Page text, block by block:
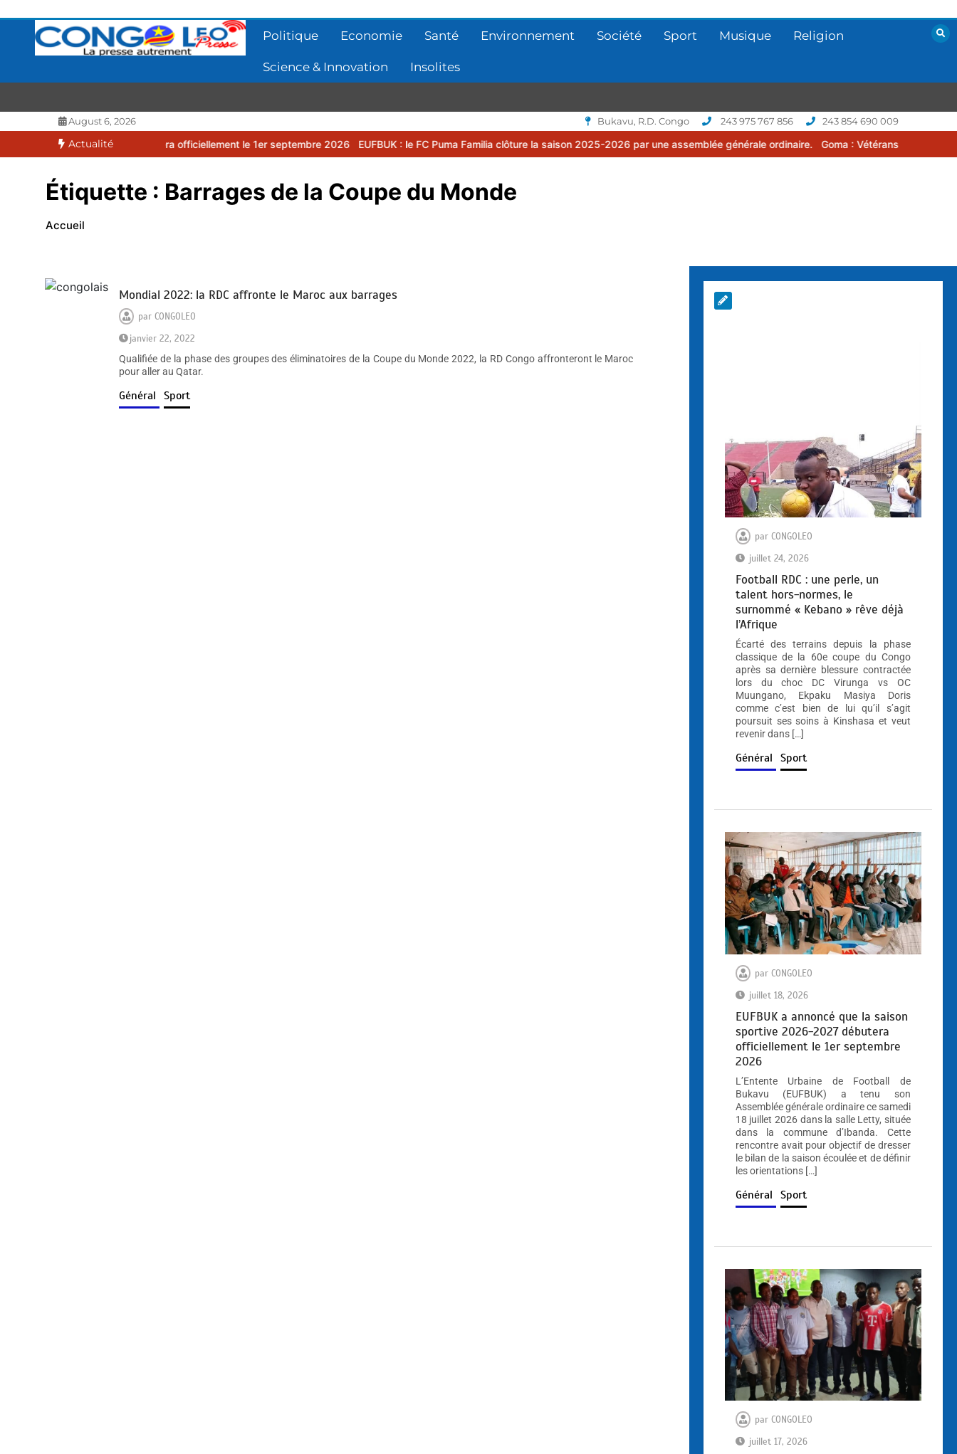
contenu
Politique Economie Santé Environnement Société Sport Musique Religion
Science & Innovation Insolites
CONGOLEO
La presse autrement
August 6, 2026 Bukavu, R.D. Congo 243 975 767 856 243 854 690 009
Actualité
2027 débutera officiellement le 1er septembre 2026 EUFBUK : le FC Puma Familia clôture la saison 2025-2026 par une assemblée générale ordinaire. Goma : Vétérans Cup 2026 -2027, une
Étiquette : Barrages de la Coupe du Monde
Accueil
Mondial 2022: la RDC affronte le Maroc aux barrages
parCONGOLEO
janvier 22, 2022
Qualifiée de la phase des groupes des éliminatoires de la Coupe du Monde 2022, la RD Congo affronteront le Maroc
pour aller au Qatar.
Général Sport
par CONGOLEO
juillet 24, 2026
Football RDC : une perle, un
talent hors-normes, le
surnommé « Kebano » rêve déjà
l’Afrique
Écarté des terrains depuis la phase
classique de la 60e coupe du Congo
après sa dernière blessure contractée
lors du choc DC Virunga vs OC
Muungano, Ekpaku Masiya Doris
comme c’est bien de lui qu’il s’agit
poursuit ses soins à Kinshasa et veut
revenir dans […]
Général Sport
par CONGOLEO
juillet 18, 2026
EUFBUK a annoncé que la saison
sportive 2026-2027 débutera
officiellement le 1er septembre
2026
L’Entente Urbaine de Football de
Bukavu (EUFBUK) a tenu son
Assemblée générale ordinaire ce samedi
18 juillet 2026 dans la salle Letty, située
dans la commune d’Ibanda. Cette
rencontre avait pour objectif de dresser
le bilan de la saison écoulée et de définir
les orientations […]
Général Sport
par CONGOLEO
juillet 17, 2026